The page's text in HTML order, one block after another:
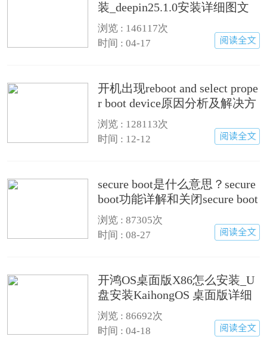
装_deepin25.1.0安装详细图文
步骤
浏览 : 146117次
时间 : 04-17
开机出现reboot and select prope
r boot device原因分析及解决方
法
浏览 : 128113次
时间 : 12-12
secure boot是什么意思？secure
boot功能详解和关闭secure boot
方法
浏览 :87305次
时间 : 08-27
开鸿OS桌面版X86怎么安装_U
盘安装KaihongOS 桌面版详细
图文教程
浏览 :86692次
时间 : 04-18